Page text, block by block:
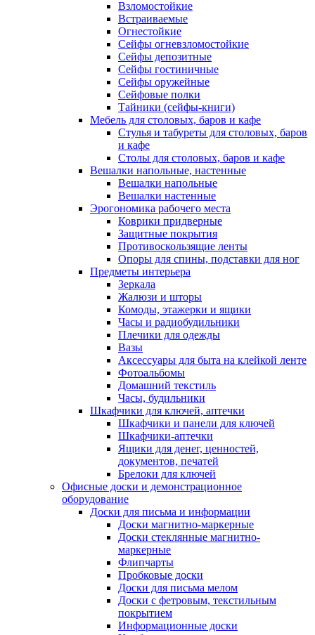
Взломостойкие
Встраиваемые
Огнестойкие
Сейфы огневзломостойкие
Сейфы депозитные
Сейфы гостиничные
Сейфы оружейные
Сейфовые полки
Тайники (сейфы-книги)
Мебель для столовых, баров и кафе
Стулья и табуреты для столовых, баров
и кафе
Столы для столовых, баров и кафе
Вешалки напольные, настенные
Вешалки напольные
Вешалки настенные
Эрогономика рабочего места
Коврики придверные
Защитные покрытия
Противоскользящие ленты
Опоры для спины, подставки для ног
Предметы интерьера
Зеркала
Жалюзи и шторы
Комоды, этажерки и ящики
Часы и радиобудильники
Плечики для одежды
Вазы
Аксессуары для быта на клейкой ленте
Фотоальбомы
Домашний текстиль
Часы, будильники
Шкафчики для ключей, аптечки
Шкафчики и панели для ключей
Шкафчики-аптечки
Ящики для денег, ценностей,
документов, печатей
Брелоки для ключей
Офисные доски и демонстрационное
оборудование
Доски для письма и информации
Доски магнитно-маркерные
Доски стеклянные магнитно-
маркерные
Флипчарты
Пробковые доски
Доски для письма мелом
Доски с фетровым, текстильным
покрытием
Информационные доски